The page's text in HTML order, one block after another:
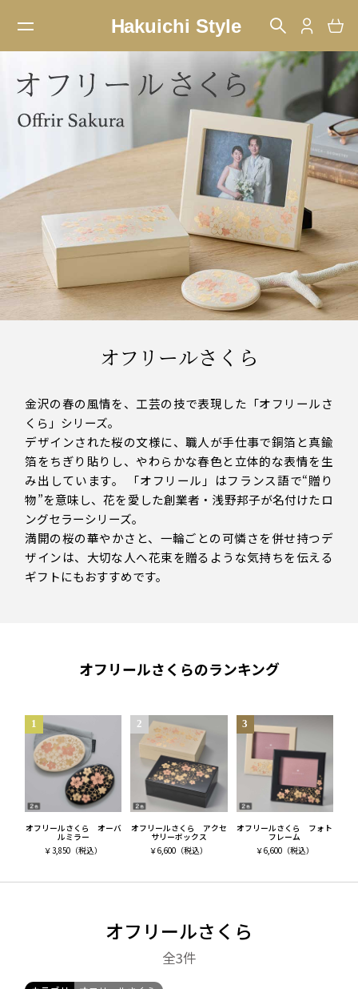
オフリールさくら
金沢の春の風情を、工芸の技で表現した「オフリールさ
くら」シリーズ。
デザインされた桜の文様に、職人が手仕事で銅箔と真鍮
箔をちぎり貼りし、やわらかな春色と立体的な表情を生
み出しています。 「オフリール」はフランス語で“贈り
物”を意味し、花を愛した創業者・浅野邦子が名付けたロ
ングセラーシリーズ。
満開の桜の華やかさと、一輪ごとの可憐さを併せ持つデ
ザインは、大切な人へ花束を贈るような気持ちを伝える
ギフトにもおすすめです。
オフリールさくらのランキング
オフリールさくら オーバ
ルミラー
￥3,850 （税込）
オフリールさくら アクセ
サリーボックス
￥6,600 （税込）
オフリールさくら フォト
フレーム
￥6,600（税込）
オフリールさくら
全3件